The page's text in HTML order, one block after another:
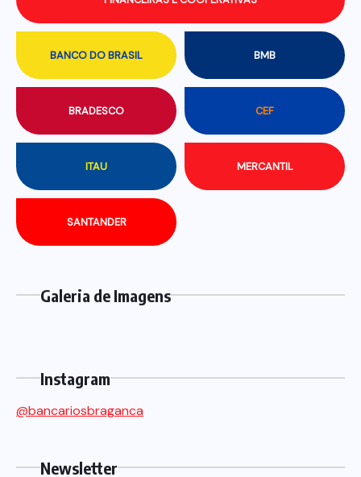
BANCO DO BRASIL BMB
BRADESCO CEF
ITAU MERCANTIL
SANTANDER
Galeria de Imagens
Instagram
@bancariosbraganca
Newsletter